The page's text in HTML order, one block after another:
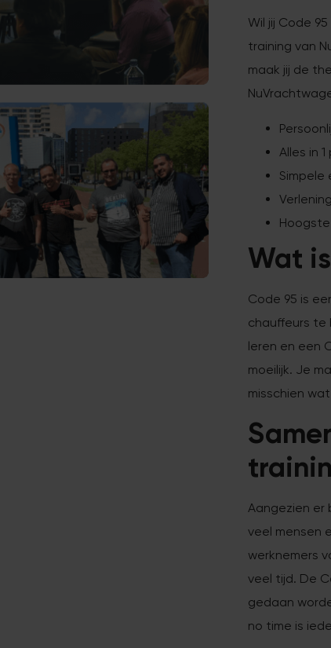
Wil jij Code
training van
maak jij de
Alles in
Wat
Code 95 is
chauffeurs te
leren en een
moeilijk. Je
misschien
Aangezien er
veel mensen
werknemers
veel tijd. De
gedaan
no time is